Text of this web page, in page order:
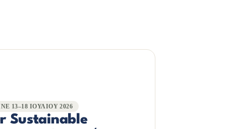
13–18 ΙΟΥΛΊΟΥ 2026
Sustainable